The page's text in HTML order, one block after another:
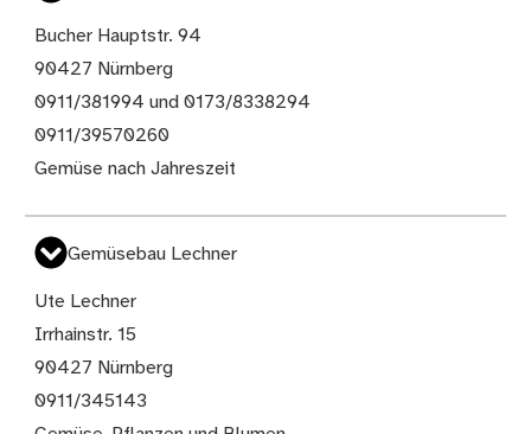
Bucher Hauptstr. 94
90427 Nürnberg
0911/381994 und 0173/8338294
0911/39570260
Gemüse nach Jahreszeit
Gemüsebau Lechner
Ute Lechner
Irrhainstr. 15
90427 Nürnberg
0911/345143